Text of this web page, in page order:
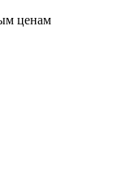
ценам